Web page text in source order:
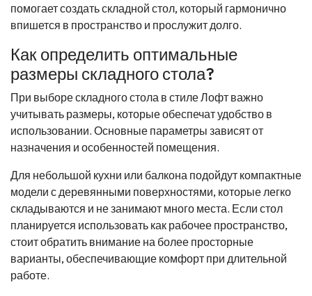
помогает создать складной стол, который гармонично
впишется в пространство и прослужит долго.
Как определить оптимальные
размеры складного стола?
При выборе складного стола в стиле Лофт важно
учитывать размеры, которые обеспечат удобство в
использовании. Основные параметры зависят от
назначения и особенностей помещения.
Для небольшой кухни или балкона подойдут компактные
модели с деревянными поверхностями, которые легко
складываются и не занимают много места. Если стол
планируется использовать как рабочее пространство,
стоит обратить внимание на более просторные
варианты, обеспечивающие комфорт при длительной
работе.